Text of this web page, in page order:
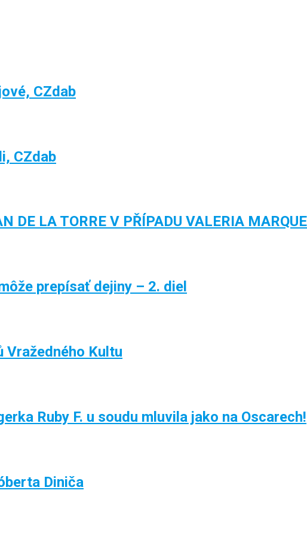
CZdab
CZdab
DE LA TORRE V PŘÍPADU VALERIA
prepísať dejiny – 2. diel
Vražedného Kultu
Ruby F. u soudu mluvila jako na Oscarech!
Diniča